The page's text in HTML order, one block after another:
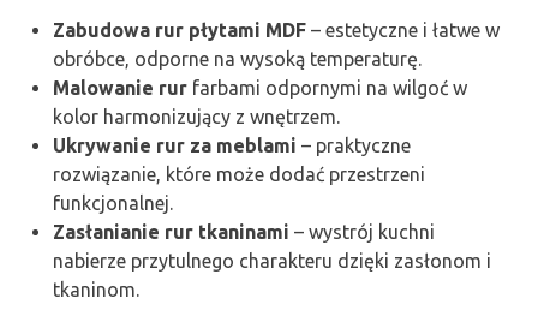
Zabudowa rur płytami MDF – estetyczne i łatwe w
obróbce, odporne na wysoką temperaturę.
Malowanie rur farbami odpornymi na wilgoć w
kolor harmonizujący z wnętrzem.
Ukrywanie rur za meblami – praktyczne
rozwiązanie, które może dodać przestrzeni
funkcjonalnej.
Zasłanianie rur tkaninami – wystrój kuchni
nabierze przytulnego charakteru dzięki zasłonom i
tkaninom.